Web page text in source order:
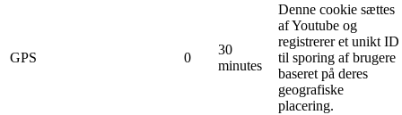
GPS 0
30
minutes
Denne cookie sættes
af Youtube og
registrerer et unikt ID
til sporing af brugere
baseret på deres
geografiske
placering.